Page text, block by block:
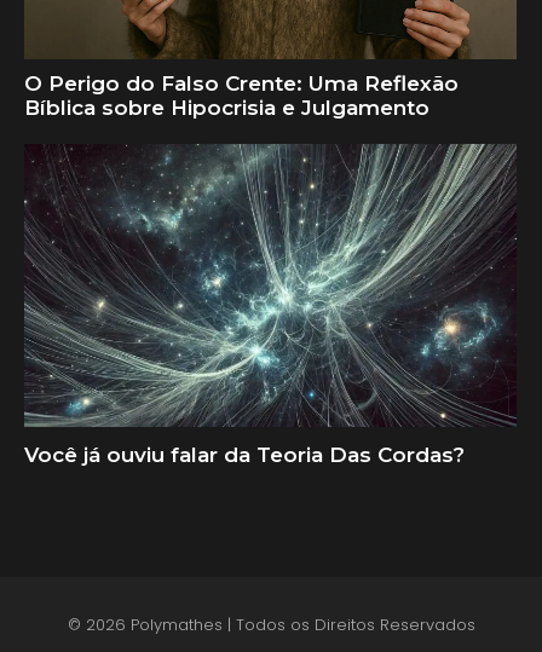
O Perigo do Falso Crente: Uma Reflexão
Bíblica sobre Hipocrisia e Julgamento
Você já ouviu falar da Teoria Das Cordas?
© 2026 Polymathes | Todos os Direitos Reservados